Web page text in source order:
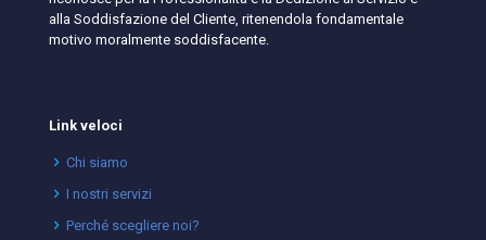
alla Soddisfazione del Cliente, ritenendola fondamentale
motivo moralmente soddisfacente.
Link veloci
Chi siamo
I nostri servizi
Perché scegliere noi?